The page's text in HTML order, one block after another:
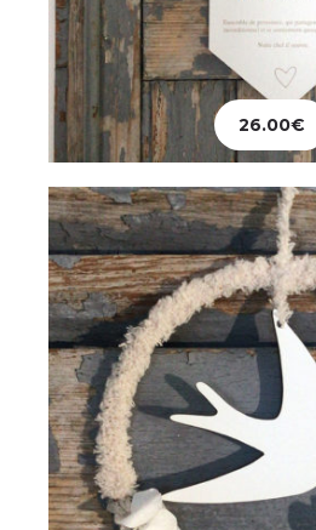
Ajouter au panier
26.00€
Décoration
Hirondelle
36.00€